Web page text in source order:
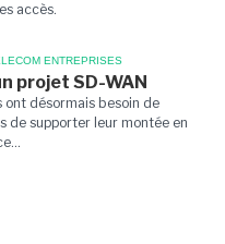
accès.
ENTREPRISES
projet SD-WAN
ont désormais besoin de
de supporter leur montée en